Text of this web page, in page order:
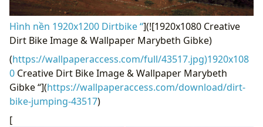
Hình nền 1920x1200 Dirtbike “](![1920x1080 Creative
Dirt Bike Image & Wallpaper Marybeth Gibke)
(https://wallpaperaccess.com/full/43517.jpg)1920x108
0 Creative Dirt Bike Image & Wallpaper Marybeth
Gibke “](https://wallpaperaccess.com/download/dirt-
bike-jumping-43517)
[